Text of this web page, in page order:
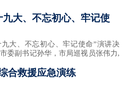
大、不忘初心、牢记使
大、不忘初心、牢记使命”演讲决
委副书记孙华，市局巡视员张伟力,
合救援应急演练